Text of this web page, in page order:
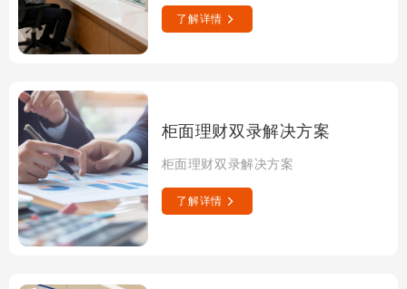
了解详情
柜面理财双录解决方案
柜面理财双录解决方案
了解详情